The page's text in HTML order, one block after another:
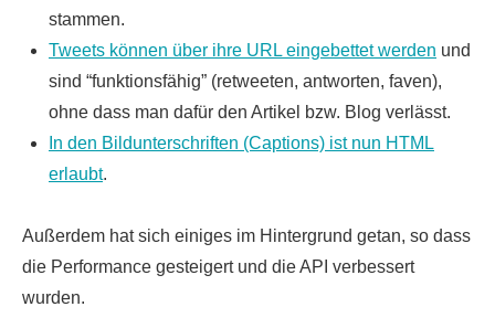
stammen.
Tweets können über ihre URL eingebettet werden und
sind “funktionsfähig” (retweeten, antworten, faven),
ohne dass man dafür den Artikel bzw. Blog verlässt.
In den Bildunterschriften (Captions) ist nun HTML
erlaubt.
Außerdem hat sich einiges im Hintergrund getan, so dass
die Performance gesteigert und die API verbessert
wurden.